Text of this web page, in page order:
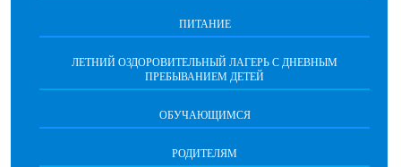
муниципальный праздник «Зори над
праздник лета, музыки и душевного
тепла! Вход по пригласительным.
ПИТАНИЕ
ЛЕТНИЙ ОЗДОРОВИТЕЛЬНЫЙ ЛАГЕРЬ С ДНЕВНЫМ
ПРЕБЫВАНИЕМ ДЕТЕЙ
ОБУЧАЮЩИМСЯ
РОДИТЕЛЯМ